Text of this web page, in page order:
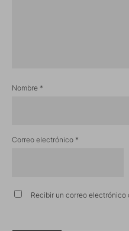
Nombre *
Correo electrónico *
Recibir un correo